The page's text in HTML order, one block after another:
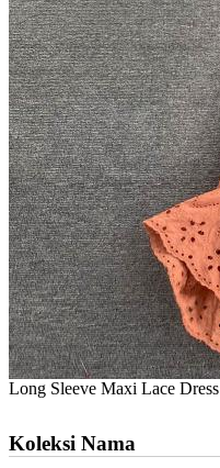
Long Sleeve Maxi Lace Dress
Koleksi Nama